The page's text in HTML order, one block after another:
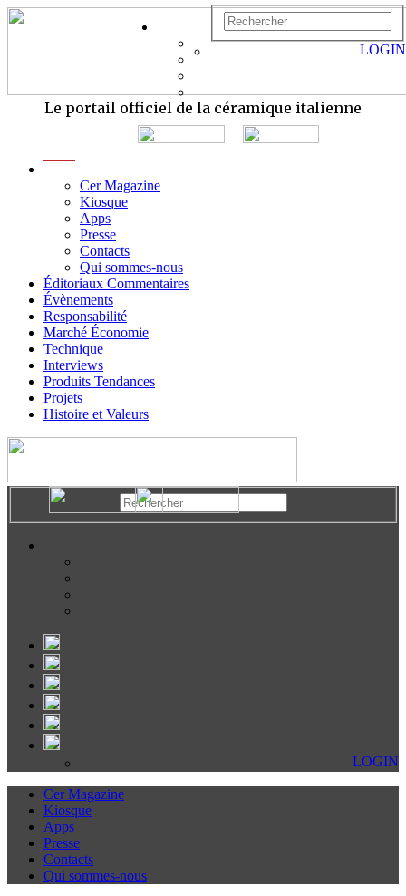
Le portail officiel de la céramique italienne
Cer Magazine
Kiosque
Apps
Presse
Contacts
Qui sommes-nous
Éditoriaux Commentaires
Évènements
Responsabilité
Marché Économie
Technique
Interviews
Produits Tendances
Projets
Histoire et Valeurs
LOGIN
LOGIN
Cer Magazine
Kiosque
Apps
Presse
Contacts
Qui sommes-nous